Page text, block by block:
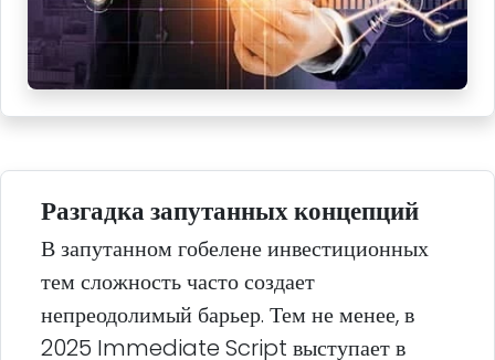
Разгадка запутанных концепций
В запутанном гобелене инвестиционных
тем сложность часто создает
непреодолимый барьер. Тем не менее, в
2025 Immediate Script выступает в